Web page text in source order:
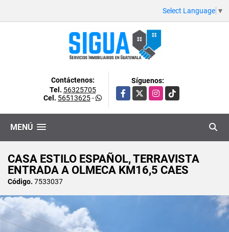
Select Language ▼
Contáctenos:
Tel. 56325705
Cel. 56513625-
Síguenos:
Facebook
X Instagram
TikTok
MENÚ
CASA ESTILO ESPAÑOL, TERRAVISTA
ENTRADA A OLMECA KM16,5 CAES
Código. 7533037